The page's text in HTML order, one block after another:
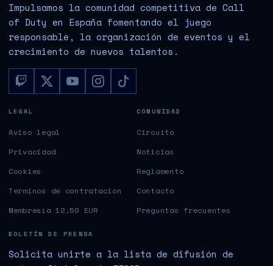
Impulsamos la comunidad competitiva de Call
of Duty en España fomentando el juego
responsable, la organización de eventos y el
crecimiento de nuevos talentos.
LEGAL
Aviso legal
Privacidad
Cookies
Términos de contratación
Membresía 12,50 EUR
COMUNIDAD
Circuito
Noticias
Reglamento
Contacto
Preguntas frecuentes
BOLETÍN DE PRENSA
Solicita unirte a la lista de difusión de